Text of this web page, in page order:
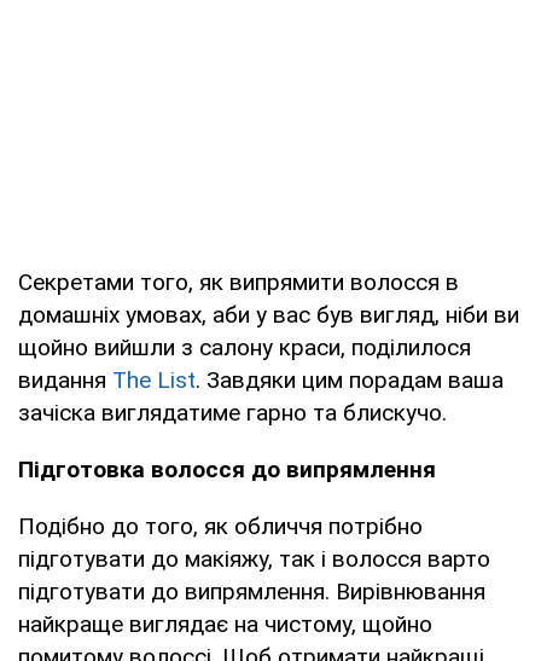
Секретами того, як випрямити волосся в
домашніх умовах, аби у вас був вигляд, ніби ви
щойно вийшли з салону краси, поділилося
видання The List. Завдяки цим порадам ваша
зачіска виглядатиме гарно та блискучо.
Підготовка волосся до випрямлення
Подібно до того, як обличчя потрібно
підготувати до макіяжу, так і волосся варто
підготувати до випрямлення. Вирівнювання
найкраще виглядає на чистому, щойно